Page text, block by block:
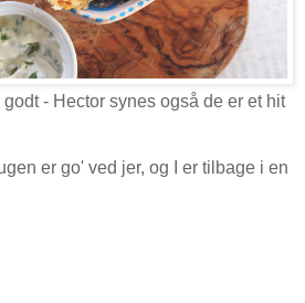
- Hector synes også de er et hit
er go' ved jer, og I er tilbage i en